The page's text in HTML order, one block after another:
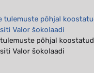
põhjal koostatud
Valor šokolaadi